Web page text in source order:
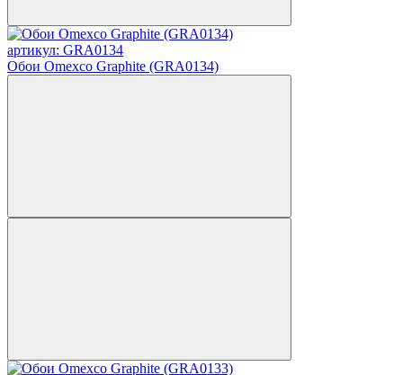
артикул: GRA0134
Обои Omexco Graphite (GRA0134)